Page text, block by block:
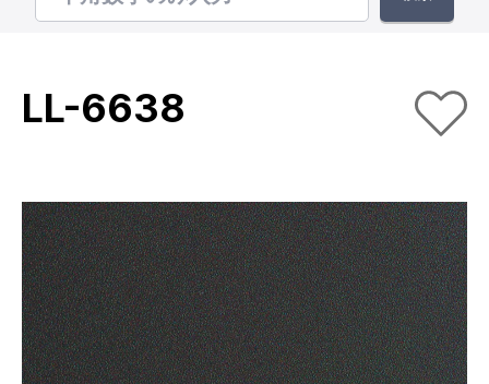
お気に入り
商品を探す
商品を探す トップ
壁紙
カーテン
床材
カタログ一覧
カタログ一覧 トップ
壁紙
施工事例
LL-6638